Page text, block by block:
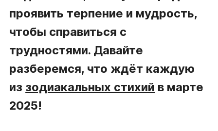
проявить терпение и мудрость,
чтобы справиться с
трудностями. Давайте
разберемся, что ждёт каждую
из зодиакальных стихий в марте
2025!